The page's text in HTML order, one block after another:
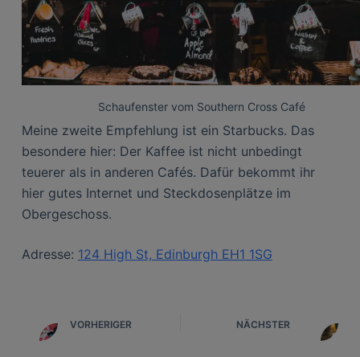
Schaufenster vom Southern Cross Café
Meine zweite Empfehlung ist ein Starbucks. Das
besondere hier: Der Kaffee ist nicht unbedingt
teuerer als in anderen Cafés. Dafür bekommt ihr
hier gutes Internet und Steckdosenplätze im
Obergeschoss.
Adresse: 124 High St, Edinburgh EH1 1SG
VORHERIGER NÄCHSTER